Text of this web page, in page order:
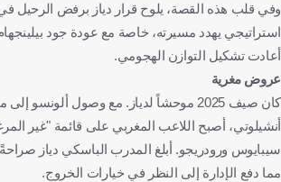
وفي قلب هذه القصة، يلوح قرار دياز برفض الرحيل
استراتيجي يهدد مسيرته، خاصة مع عودة جود
أعادت تشكيل التوازن الهجومي.
عروض مغرية
كان صيف 2025 موحشاً لدياز. مع وصول ألونسو
أنشيلوتي، أصبح اللاعب المغربي على قائمة "غير
سيبايوس ورودريجو. أبلغ المدرب الباسكي دياز
مما دفع الإدارة إلى النظر في خيارات الخروج.